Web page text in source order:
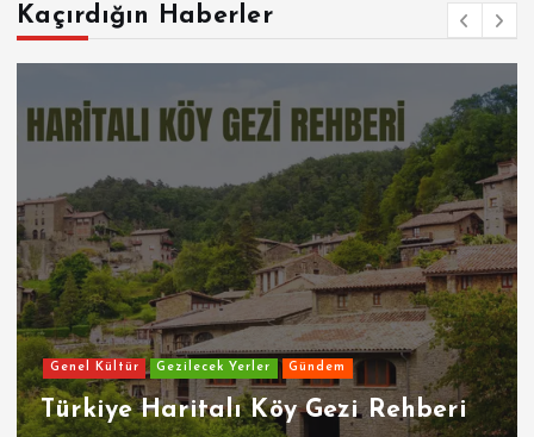
Kaçırdığın Haberler
Genel Kültür Gezilecek Yerler Gündem
Türkiye Haritalı Köy Gezi Rehberi